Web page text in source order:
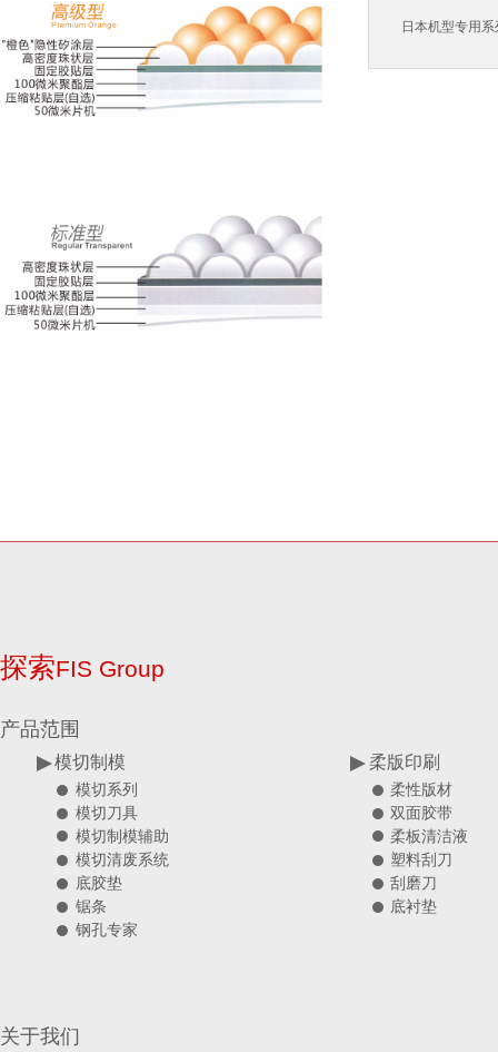
日本机型专用系
柔性版材
双面胶带
柔板清洁液
塑料刮刀
刮磨刀
底衬垫
探索FIS Group
产品范围
柔版印刷
模切系列
模切刀具
模切制模辅助
模切清废系统
底胶垫
锯条
钢孔专家
关于我们
模切制模